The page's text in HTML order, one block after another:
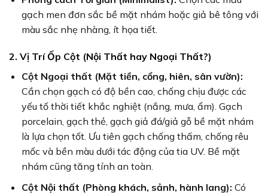
gạch men đơn sắc bề mặt nhám hoặc giả bê tông với
màu sắc nhẹ nhàng, ít họa tiết.
2. Vị Trí Ốp Cột (Nội Thất hay Ngoại Thất?)
Cột Ngoại thất (Mặt tiền, cổng, hiên, sân vườn):
Cần chọn gạch có độ bền cao, chống chịu được các
yếu tố thời tiết khắc nghiệt (nắng, mưa, ẩm). Gạch
porcelain, gạch thẻ, gạch giả đá/giả gỗ bề mặt nhám
là lựa chọn tốt. Ưu tiên gạch chống thấm, chống rêu
mốc và bền màu dưới tác động của tia UV. Bề mặt
nhám cũng tăng tính an toàn.
Cột Nội thất (Phòng khách, sảnh, hành lang): Có